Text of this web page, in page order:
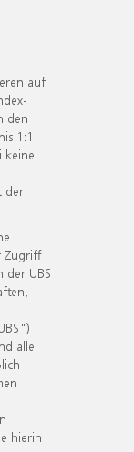
auf
den
1:1
keine
der
Zugriff
der UBS
alle
hierin